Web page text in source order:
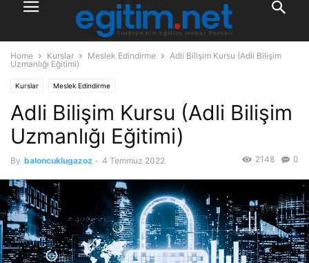
Home Kurslar Meslek Edindirme
Adli Bilişim Kursu (Adli Bilişim
Uzmanlığı Eğitimi)
Kurslar Meslek Edindirme
Adli Bilişim Kursu (Adli Bilişim
Uzmanlığı Eğitimi)
By baloncuklugazoz - 4 Temmuz 2022 0
2148